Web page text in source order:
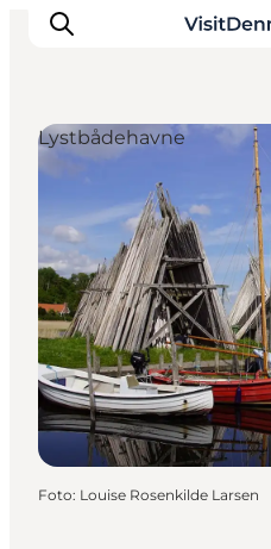
Inspiration
Destinationer
Oplevelser
Overnatning
Planlæg ferien
Lystbådehavne
Foto: Louise Rosenkilde Larsen